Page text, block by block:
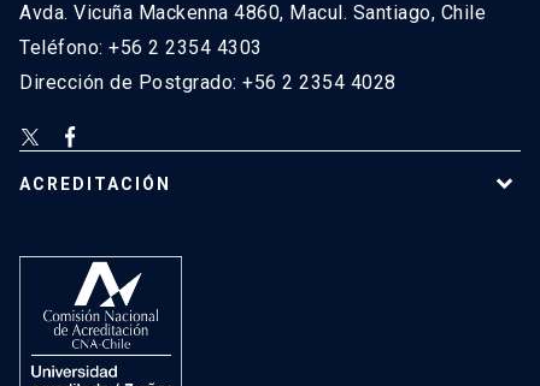
Avda. Vicuña Mackenna 4860, Macul. Santiago, Chile
Teléfono: +56 2 2354 4303
Dirección de Postgrado: +56 2 2354 4028
ACREDITACIÓN